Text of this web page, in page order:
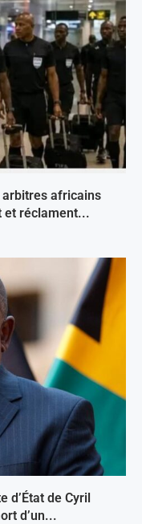
arbitres africains
et réclament...
d’État de Cyril
d’un...